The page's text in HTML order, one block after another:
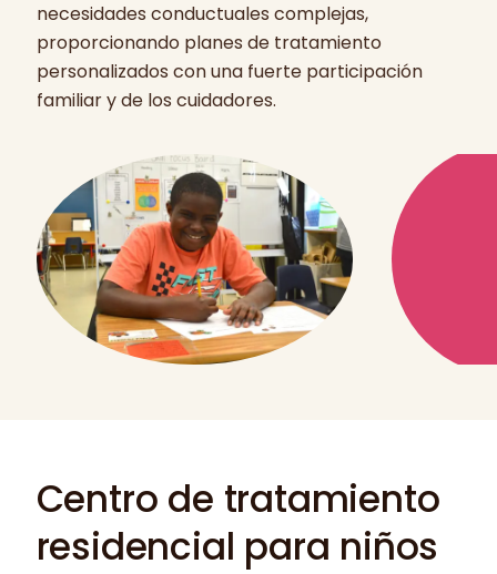
necesidades conductuales complejas,
proporcionando planes de tratamiento
personalizados con una fuerte participación
familiar y de los cuidadores.
Centro de tratamiento
residencial para niños